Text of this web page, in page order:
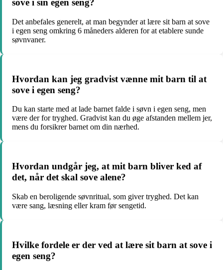
sove i sin egen seng?
Det anbefales generelt, at man begynder at lære sit barn at sove
i egen seng omkring 6 måneders alderen for at etablere sunde
søvnvaner.
Hvordan kan jeg gradvist vænne mit barn til at
sove i egen seng?
Du kan starte med at lade barnet falde i søvn i egen seng, men
være der for tryghed. Gradvist kan du øge afstanden mellem jer,
mens du forsikrer barnet om din nærhed.
Hvordan undgår jeg, at mit barn bliver ked af
det, når det skal sove alene?
Skab en beroligende søvnritual, som giver tryghed. Det kan
være sang, læsning eller kram før sengetid.
Hvilke fordele er der ved at lære sit barn at sove i
egen seng?